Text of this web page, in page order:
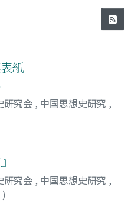
紙
研究会 , 中国思想史研究 ,
研究会 , 中国思想史研究 ,
)